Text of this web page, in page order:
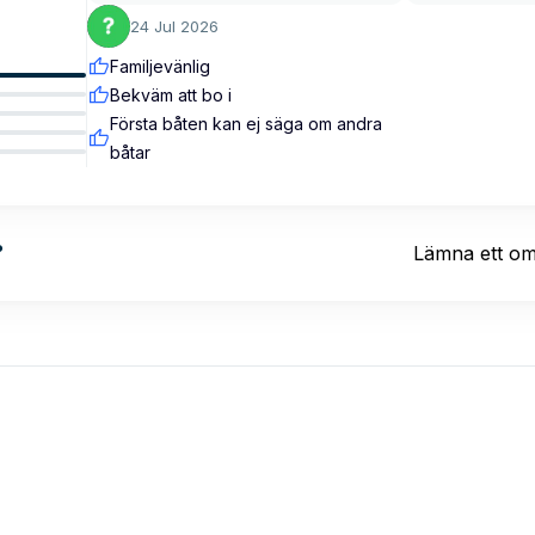
24 Jul 2026
Familjevänlig
Bekväm att bo i
Första båten kan ej säga om andra
båtar
Lämna ett